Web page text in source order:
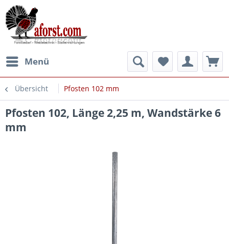
Menü
Übersicht Pfosten 102 mm
Pfosten 102, Länge 2,25 m, Wandstärke 6
mm